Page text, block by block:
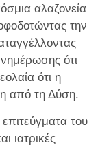
αλαζονεία
την
ότι
ότι η
από τη Δύση.
του
ιατρικές